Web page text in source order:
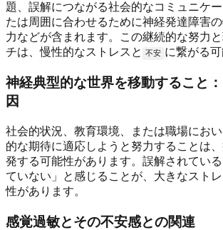
題、誤解につながる社会的なコミュニケ
たは周囲に合わせるために神経発達障害
力などが含まれます。この継続的な努力
チは、慢性的なストレスと 不安 に繋がる可
神経典型的な世界を移動すること
因
社会的状況、教育環境、または職場にお
的な期待に適応しようと努力することは
発する可能性があります。誤解されてい
ていない」と感じることが、大きなスト
性があります。
感覚過敏とその不安感との関連